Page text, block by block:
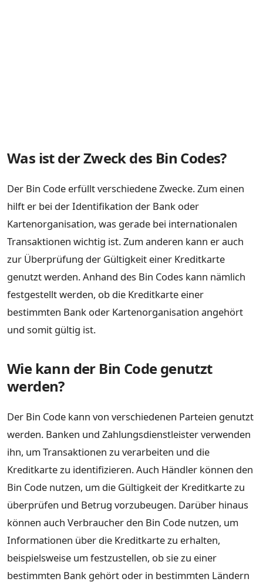
Was ist der Zweck des Bin Codes?
Der Bin Code erfüllt verschiedene Zwecke. Zum einen
hilft er bei der Identifikation der Bank oder
Kartenorganisation, was gerade bei internationalen
Transaktionen wichtig ist. Zum anderen kann er auch
zur Überprüfung der Gültigkeit einer Kreditkarte
genutzt werden. Anhand des Bin Codes kann nämlich
festgestellt werden, ob die Kreditkarte einer
bestimmten Bank oder Kartenorganisation angehört
und somit gültig ist.
Wie kann der Bin Code genutzt
werden?
Der Bin Code kann von verschiedenen Parteien genutzt
werden. Banken und Zahlungsdienstleister verwenden
ihn, um Transaktionen zu verarbeiten und die
Kreditkarte zu identifizieren. Auch Händler können den
Bin Code nutzen, um die Gültigkeit der Kreditkarte zu
überprüfen und Betrug vorzubeugen. Darüber hinaus
können auch Verbraucher den Bin Code nutzen, um
Informationen über die Kreditkarte zu erhalten,
beispielsweise um festzustellen, ob sie zu einer
bestimmten Bank gehört oder in bestimmten Ländern